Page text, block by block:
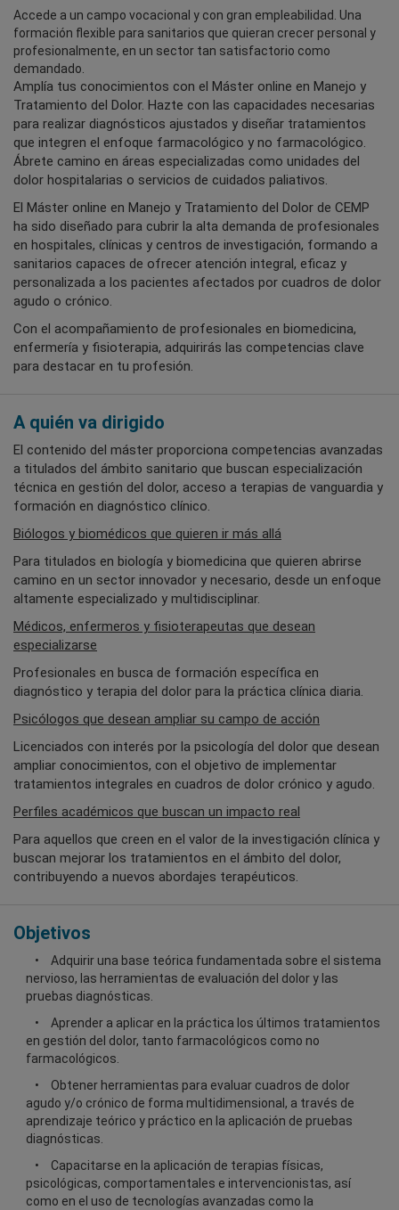
Accede a un campo vocacional y con gran empleabilidad. Una
formación flexible para sanitarios que quieran crecer personal y
profesionalmente, en un sector tan satisfactorio como
demandado.
Amplía tus conocimientos con el Máster online en Manejo y
Tratamiento del Dolor. Hazte con las capacidades necesarias
para realizar diagnósticos ajustados y diseñar tratamientos
que integren el enfoque farmacológico y no farmacológico.
Ábrete camino en áreas especializadas como unidades del
dolor hospitalarias o servicios de cuidados paliativos.
El Máster online en Manejo y Tratamiento del Dolor de CEMP
ha sido diseñado para cubrir la alta demanda de profesionales
en hospitales, clínicas y centros de investigación, formando a
sanitarios capaces de ofrecer atención integral, eficaz y
personalizada a los pacientes afectados por cuadros de dolor
agudo o crónico.
Con el acompañamiento de profesionales en biomedicina,
enfermería y fisioterapia, adquirirás las competencias clave
para destacar en tu profesión.
A quién va dirigido
El contenido del máster proporciona competencias avanzadas
a titulados del ámbito sanitario que buscan especialización
técnica en gestión del dolor, acceso a terapias de vanguardia y
formación en diagnóstico clínico.
Biólogos y biomédicos que quieren ir más allá
Para titulados en biología y biomedicina que quieren abrirse
camino en un sector innovador y necesario, desde un enfoque
altamente especializado y multidisciplinar.
Médicos, enfermeros y fisioterapeutas que desean
especializarse
Profesionales en busca de formación específica en
diagnóstico y terapia del dolor para la práctica clínica diaria.
Psicólogos que desean ampliar su campo de acción
Licenciados con interés por la psicología del dolor que desean
ampliar conocimientos, con el objetivo de implementar
tratamientos integrales en cuadros de dolor crónico y agudo.
Perfiles académicos que buscan un impacto real
Para aquellos que creen en el valor de la investigación clínica y
buscan mejorar los tratamientos en el ámbito del dolor,
contribuyendo a nuevos abordajes terapéuticos.
Objetivos
Adquirir una base teórica fundamentada sobre el sistema
nervioso, las herramientas de evaluación del dolor y las
pruebas diagnósticas.
Aprender a aplicar en la práctica los últimos tratamientos
en gestión del dolor, tanto farmacológicos como no
farmacológicos.
Obtener herramientas para evaluar cuadros de dolor
agudo y/o crónico de forma multidimensional, a través de
aprendizaje teórico y práctico en la aplicación de pruebas
diagnósticas.
Capacitarse en la aplicación de terapias físicas,
psicológicas, comportamentales e intervencionistas, así
como en el uso de tecnologías avanzadas como la